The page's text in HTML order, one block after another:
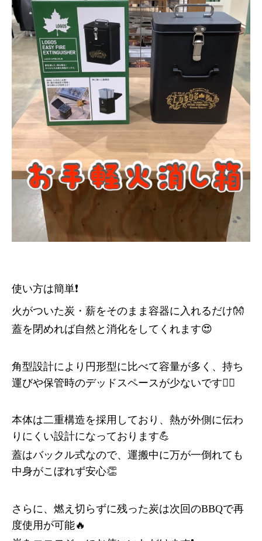
使い方は簡単❗️
火がついた炭・薪をそのまま容器に入れるだけ👐
蓋を閉めれば自然と消化をしてくれます😍
角型設計により円形型に比べて容量が多く、持ち
運びや保管時のデッドスペースが少ないです👍🏻
本体は二重構造を採用しており、熱が外側に伝わ
りにくい設計になっております💪
蓋はバックル式なので、運搬中に万が一倒れても
中身がこぼれず安心👏
さらに、燃え切らずに残った炭は次回のBBQで再
度使用が可能🔥